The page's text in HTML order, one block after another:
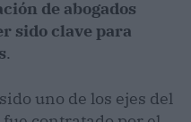
de abogados
sido clave para
.
uno de los ejes del